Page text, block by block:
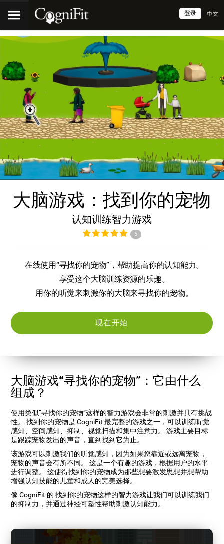
中文
登录
大脑游戏：找到你的宠物
认知训练智力游戏
5
在线使用“寻找你的宠物”，帮助提高你的认知能力。
享受这个大脑训练资源的乐趣。
用你的听觉来刺激你的大脑来寻找你的宠物。
现在开始
大脑游戏“寻找你的宠物”：它由什么
组成？
使用类似“寻找你的宠物”这样的智力游戏会非常的刺激并具有挑战
性。 找到你的宠物是 CogniFit 最完整的游戏之一，可以训练听觉
感知、空间感知、抑制、视觉扫描和集中注意力。 游戏主要目标
是跟踪宠物发出的声音，直到找到它为止。
该游戏可以刺激我们的听觉感知，因为如果您靠近或远离宠物，
宠物的声音会有所不同。 这是一个有趣的游戏，根据用户的水平
进行调整。 这使得找到你的宠物成为那些想要激发思想并想帮助
增强认知技能的儿童和成人的完美选择。
像 CogniFit 的 找到你的宠物这样的智力游戏让我们可以训练我们
的抑制力，并通过神经可塑性帮助刺激认知能力。